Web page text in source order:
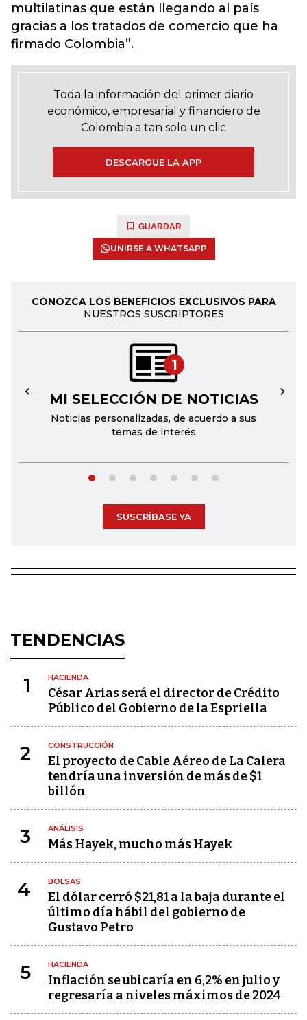
multilatinas que están llegando al país
gracias a los tratados de comercio que ha
firmado Colombia”.
Toda la información del primer diario
económico, empresarial y financiero de
Colombia a tan solo un clic
DESCARGUE LA APP
GUARDAR
UNIRSE A WHATSAPP
CONOZCA LOS BENEFICIOS EXCLUSIVOS PARA
NUESTROS SUSCRIPTORES
1
MI SELECCIÓN DE NOTICIAS
Noticias personalizadas, de acuerdo a sus
temas de interés
← →
SUSCRÍBASE YA
TENDENCIAS
1 HACIENDA
César Arias será el director de Crédito
Público del Gobierno de la Espriella
2 CONSTRUCCIÓN
El proyecto de Cable Aéreo de La Calera
tendría una inversión de más de $1
billón
3 ANÁLISIS
Más Hayek, mucho más Hayek
4 BOLSAS
El dólar cerró $21,81 a la baja durante el
último día hábil del gobierno de
Gustavo Petro
5 HACIENDA
Inflación se ubicaría en 6,2% en julio y
regresaría a niveles máximos de 2024